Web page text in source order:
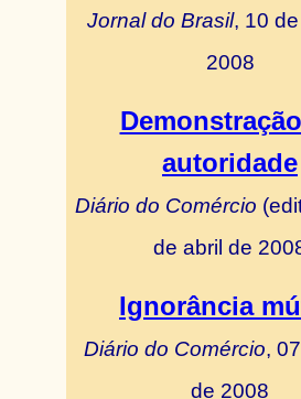
Jornal do Brasil, 10
2008
autoridade
Diário do Comércio
de abril de
Ignorância
Diário do Comércio,
de 2008